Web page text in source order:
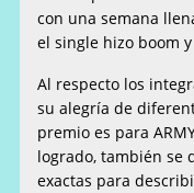
con una semana
el single hizo boom
Al respecto los
su alegría de
premio es para
logrado, también se
exactas para